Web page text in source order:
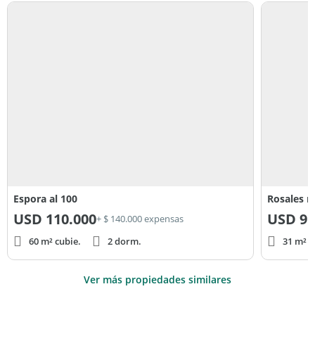
Espora al 100
USD 110.000+ $ 140.000 expensas
60 m² cubie.
2 dorm.
Rosales
USD
31 m²
Ver más propiedades similares